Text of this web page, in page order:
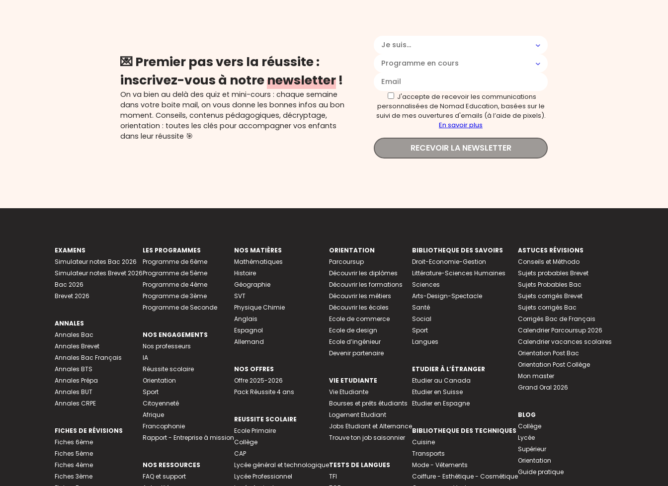
💌 Premier pas vers la réussite :
inscrivez-vous à notrenewsletter !
On va bien au delà des quiz et mini-cours : chaque semaine
dans votre boite mail, on vous donne les bonnes infos au bon
moment. Conseils, contenus pédagogiques, décryptage,
orientation : toutes les clés pour accompagner vos enfants
dans leur réussite 🎯
Je suis...
Programme en cours
J'accepte de recevoir les communications
personnalisées de Nomad Education, basées sur le
suivi de mes ouvertures d'emails (à l’aide de pixels).
En savoir plus
RECEVOIR LA NEWSLETTER
EXAMENS
Simulateur notes Bac 2026
Simulateur notes Brevet 2026
Bac 2026
Brevet 2026
ANNALES
Annales Bac
Annales Brevet
Annales Bac Français
Annales BTS
Annales Prépa
Annales BUT
Annales CRPE
FICHES DE RÉVISIONS
Fiches 6ème
Fiches 5ème
Fiches 4ème
Fiches 3ème
LES PROGRAMMES
Programme de 6ème
Programme de 5ème
Programme de 4ème
Programme de 3ème
Programme de Seconde
NOS ENGAGEMENTS
Nos professeurs
IA
Réussite scolaire
Orientation
Sport
Citoyenneté
Afrique
Francophonie
Rapport - Entreprise à mission
NOS RESSOURCES
FAQ et support
NOS MATIÈRES
Mathématiques
Histoire
Géographie
SVT
Physique Chimie
Anglais
Espagnol
Allemand
NOS OFFRES
Offre 2025-2026
Pack Réussite 4 ans
REUSSITE SCOLAIRE
Ecole Primaire
Collège
CAP
Lycée général et technologique
Lycée Professionnel
ORIENTATION
Parcoursup
Découvrir les diplômes
Découvrir les formations
Découvrir les métiers
Découvrir les écoles
Ecole de commerce
Ecole de design
Ecole d’ingénieur
Devenir partenaire
VIE ETUDIANTE
Vie Etudiante
Bourses et prêts étudiants
Logement Etudiant
Jobs Etudiant et Alternance
Trouve ton job saisonnier
TESTS DE LANGUES
TFI
BIBLIOTHEQUE DES SAVOIRS
Droit-Economie-Gestion
Littérature-Sciences Humaines
Sciences
Arts-Design-Spectacle
Santé
Social
Sport
Langues
ETUDIER À L’ÉTRANGER
Etudier au Canada
Etudier en Suisse
Etudier en Espagne
BIBLIOTHEQUE DES TECHNIQUES
Cuisine
Transports
Mode - Vêtements
Coiffure - Esthétique - Cosmétique
ASTUCES RÉVISIONS
Conseils et Méthodo
Sujets probables Brevet
Sujets Probables Bac
Sujets corrigés Brevet
Sujets corrigés Bac
Corrigés Bac de Français
Calendrier Parcoursup 2026
Calendrier vacances scolaires
Orientation Post Bac
Orientation Post Collège
Mon master
Grand Oral 2026
BLOG
Collège
Lycée
Supérieur
Orientation
Guide pratique